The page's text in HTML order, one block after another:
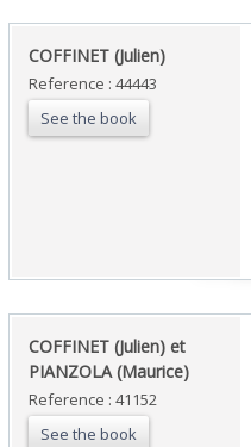
‎COFFINET (Julien)‎
Reference : 44443
See the book
‎COFFINET (Julien) et
PIANZOLA (Maurice)‎
Reference : 41152
See the book